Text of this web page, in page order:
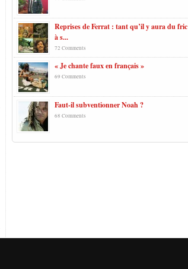
Reprises de Ferrat : tant qu’il y aura du fric
à s...
72 Comments
« Je chante faux en français »
69 Comments
Faut-il subventionner Noah ?
68 Comments